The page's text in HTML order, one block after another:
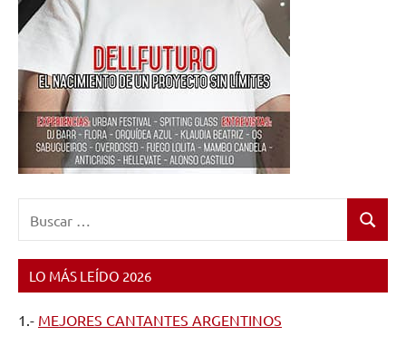
Buscar
LO MÁS LEÍDO 2026
1.- MEJORES CANTANTES ARGENTINOS